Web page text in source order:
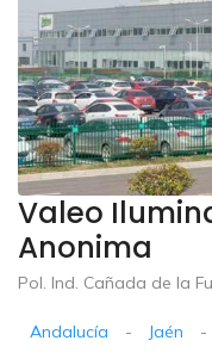
Valeo
Anonima
Pol. Ind. Cañada de la
Andalucía - Jaén -